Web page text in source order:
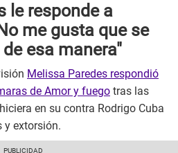
le responde a
me gusta que se
esa manera"
Melissa Paredes respondió
de Amor y fuego tras las
en su contra Rodrigo Cuba
y extorsión.